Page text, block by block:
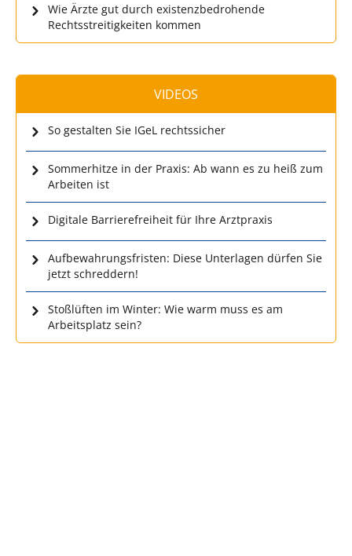
Wie Ärzte gut durch existenzbedrohende
Rechtsstreitigkeiten kommen
VIDEOS
So gestalten Sie IGeL rechtssicher
Sommerhitze in der Praxis: Ab wann es zu heiß zum
Arbeiten ist
Digitale Barrierefreiheit für Ihre Arztpraxis
Aufbewahrungsfristen: Diese Unterlagen dürfen Sie
jetzt schreddern!
Stoßlüften im Winter: Wie warm muss es am
Arbeitsplatz sein?